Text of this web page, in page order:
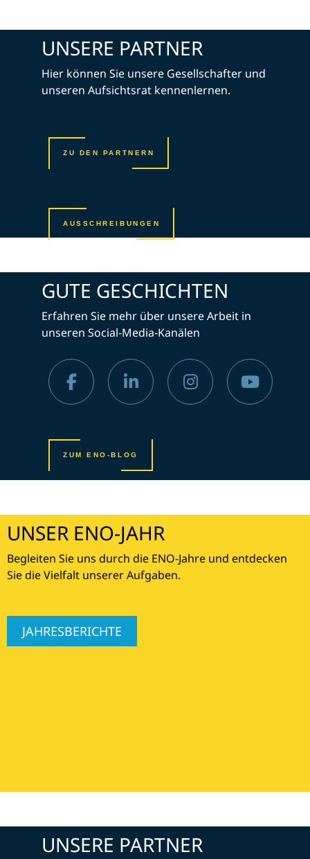
UNSERE PARTNER
Hier können Sie unsere Gesellschafter und
unseren Aufsichtsrat kennenlernen.
ZU DEN PARTNERN
AUSSCHREIBUNGEN
GUTE GESCHICHTEN
Erfahren Sie mehr über unsere Arbeit in
unseren Social-Media-Kanälen
ZUM ENO-BLOG
UNSER ENO-JAHR
Begleiten Sie uns durch die ENO-Jahre und entdecken
Sie die Vielfalt unserer Aufgaben.
JAHRESBERICHTE
UNSERE PARTNER